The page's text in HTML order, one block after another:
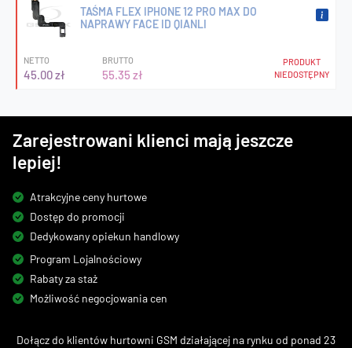
TAŚMA FLEX IPHONE 12 PRO MAX DO
NAPRAWY FACE ID QIANLI
NETTO
45.00 zł
BRUTTO
55.35 zł
PRODUKT
NIEDOSTĘPNY
Zarejestrowani klienci mają jeszcze
lepiej!
Atrakcyjne ceny hurtowe
Dostęp do promocji
Dedykowany opiekun handlowy
Program Lojalnościowy
Rabaty za staż
Możliwość negocjowania cen
Dołącz do klientów hurtowni GSM działającej na rynku od ponad 23